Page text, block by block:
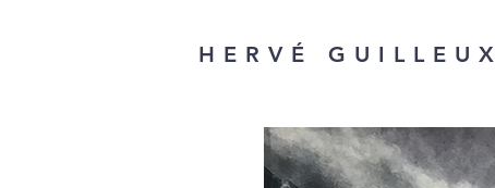
HERVÉ GUILLEUX